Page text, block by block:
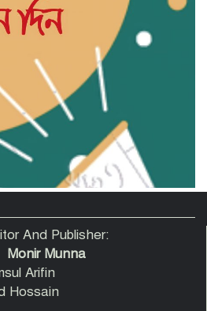
সেবা ও সমৃদ্ধি’ স্লোগানে নারায়ণগঞ্জে
মানবকল্যাণ ফাউন্ডেশনের যাত্রা শুরু
ব্যানার ব্যবহার করে চাঁদাবাজি-
মাদক ব্যবসা বন্ধের আহবান
রহমান তনুর
কলেজে হামলায় আহত শিবির
And Publisher:
Monir Munna
Arifin
Hossain